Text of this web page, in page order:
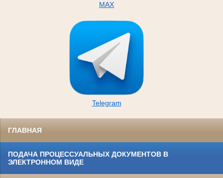
MAX
Telegram
ГЛАВНАЯ
ПОДАЧА ПРОЦЕССУАЛЬНЫХ ДОКУМЕНТОВ В
ЭЛЕКТРОННОМ ВИДЕ